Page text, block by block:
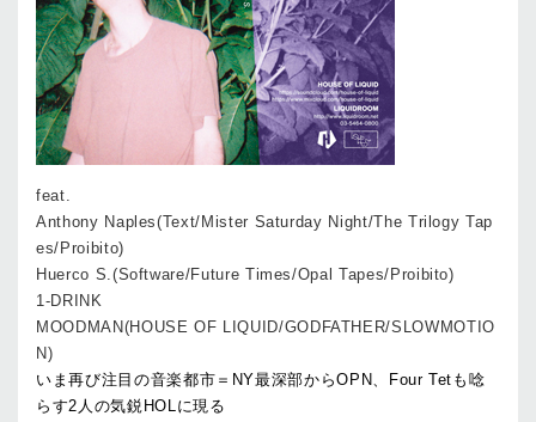
feat.
Anthony Naples(Text/Mister Saturday Night/The Trilogy Tap
es/Proibito)
Huerco S.(Software/Future Times/Opal Tapes/Proibito)
1-DRINK
MOODMAN(HOUSE OF LIQUID/GODFATHER/SLOWMOTIO
N)
いま再び注目の音楽都市＝NY最深部からOPN、Four Tetも唸
らす2人の気鋭HOLに現る